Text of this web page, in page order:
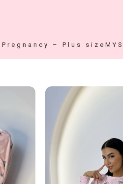
Pregnancy – Plus size